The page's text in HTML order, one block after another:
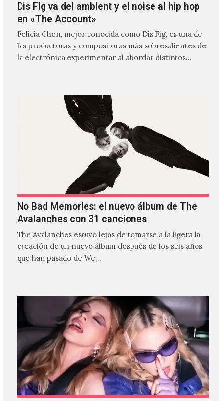
Dis Fig va del ambient y el noise al hip hop
en «The Account»
Felicia Chen, mejor conocida como Dis Fig, es una de
las productoras y compositoras más sobresalientes de
la electrónica experimentar al abordar distintos
No Bad Memories: el nuevo álbum de The
Avalanches con 31 canciones
The Avalanches estuvo lejos de tomarse a la ligera la
creación de un nuevo álbum después de los seis años
que han pasado de We…